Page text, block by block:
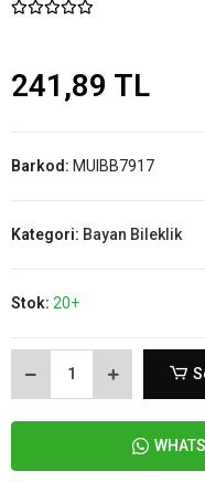
241,89 TL
Barkod: MUIBB7917
Kategori: Bayan Bileklik
Stok: 20+